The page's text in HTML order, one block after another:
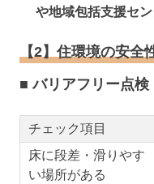
や地域包括支援セ
【2】住環境の安
■ バリアフリー点検
チェック項目
床に段差・滑りやす
い場所がある